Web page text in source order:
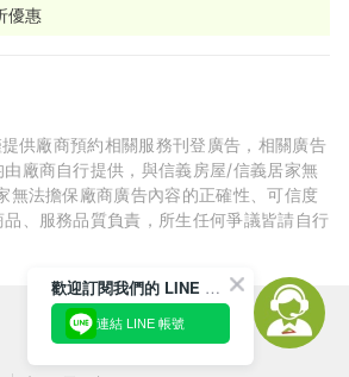
優惠
供廠商預約相關服務刊登廣告，相關廣告
廠商自行提供，與信義房屋/信義居家無
無法擔保廠商廣告內容的正確性、可信度
、服務品質負責，所生任何爭議皆請自行
歡迎訂閱我們的 LINE 官方帳號
連結 LINE 帳號